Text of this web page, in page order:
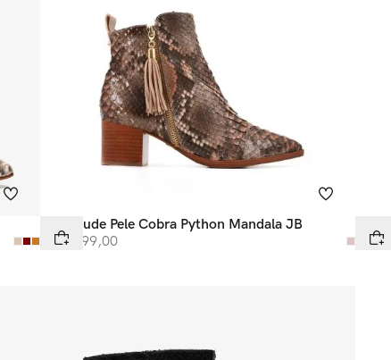
Bota Nude Pele Cobra Python Mandala JB
R$ 3 599,00 R$ 3.